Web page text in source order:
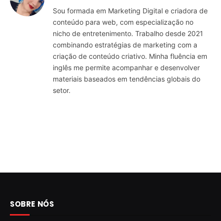
Sou formada em Marketing Digital e criadora de
conteúdo para web, com especialização no
nicho de entretenimento. Trabalho desde 2021
combinando estratégias de marketing com a
criação de conteúdo criativo. Minha fluência em
inglês me permite acompanhar e desenvolver
materiais baseados em tendências globais do
setor.
SOBRE NÓS